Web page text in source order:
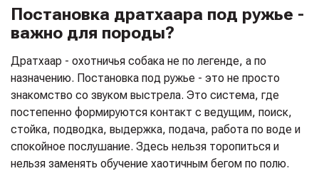
Постановка дратхаара под ружье -
важно для породы?
Дратхаар - охотничья собака не по легенде, а по
назначению. Постановка под ружье - это не просто
знакомство со звуком выстрела. Это система, где
постепенно формируются контакт с ведущим, поиск,
стойка, подводка, выдержка, подача, работа по воде и
спокойное послушание. Здесь нельзя торопиться и
нельзя заменять обучение хаотичным бегом по полю.